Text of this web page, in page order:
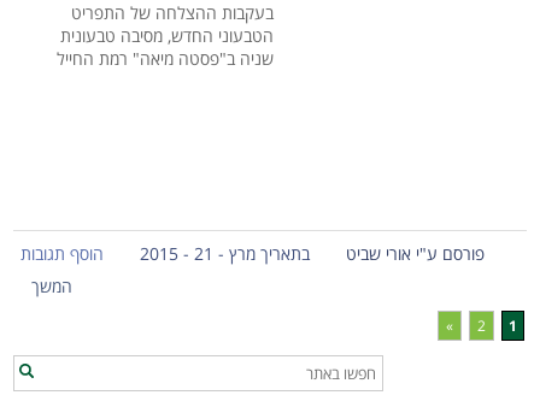
בעקבות ההצלחה של התפריט
הטבעוני החדש, מסיבה טבעונית
שניה ב"פסטה מיאה" רמת החייל
פורסם ע"י אורי שביט בתאריך מרץ - 21 - 2015
הוסף תגובות
המשך
1
2
»